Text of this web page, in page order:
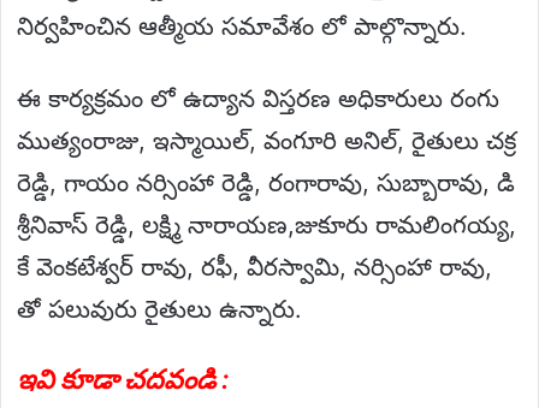
నిర్వహించిన ఆత్మీయ సమావేశం లో పాల్గొన్నారు.
ఈ కార్యక్రమం లో ఉద్యాన విస్తరణ అధికారులు రంగు
ముత్యంరాజు, ఇస్మాయిల్, వంగూరి అనిల్, రైతులు చక్ర
రెడ్డి, గాయం నర్సింహా రెడ్డి, రంగారావు, సుబ్బారావు, డి
శ్రీనివాస్ రెడ్డి, లక్ష్మి నారాయణ,జుకూరు రామలింగయ్య,
కే వెంకటేశ్వర్ రావు, రఫీ, వీరస్వామి, నర్సింహా రావు,
తో పలువురు రైతులు ఉన్నారు.
ఇవి కూడా చదవండి :